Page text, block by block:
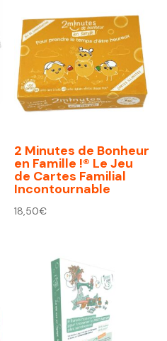
2 Minutes de Bonheur
en Famille !® Le Jeu
de Cartes Familial
Incontournable
18,50€